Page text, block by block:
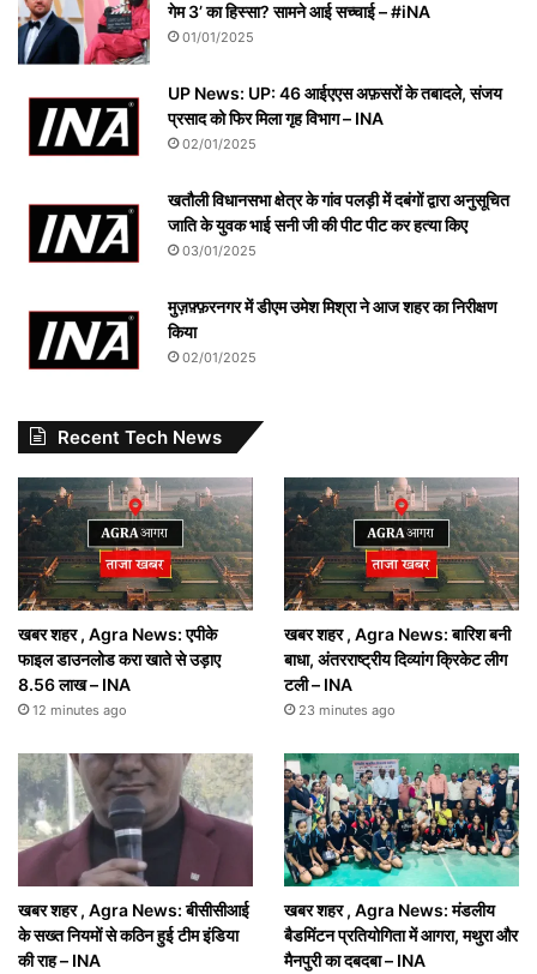
गेम 3’ का हिस्सा? सामने आई सच्चाई – #iNA
01/01/2025
UP News: UP: 46 आईएएस अफ़सरों के तबादले, संजय
प्रसाद को फिर मिला गृह विभाग – INA
02/01/2025
खतौली विधानसभा क्षेत्र के गांव पलड़ी में दबंगों द्वारा अनुसूचित
जाति के युवक भाई सनी जी की पीट पीट कर हत्या किए
03/01/2025
मुज़फ़्फ़रनगर में डीएम उमेश मिश्रा ने आज शहर का निरीक्षण
किया
02/01/2025
Recent Tech News
खबर शहर , Agra News: एपीके
फाइल डाउनलोड करा खाते से उड़ाए
8.56 लाख – INA
12 minutes ago
खबर शहर , Agra News: बारिश बनी
बाधा, अंतरराष्ट्रीय दिव्यांग क्रिकेट लीग
टली – INA
23 minutes ago
खबर शहर , Agra News: बीसीसीआई
के सख्त नियमों से कठिन हुई टीम इंडिया
की राह – INA
खबर शहर , Agra News: मंडलीय
बैडमिंटन प्रतियोगिता में आगरा, मथुरा और
मैनपुरी का दबदबा – INA